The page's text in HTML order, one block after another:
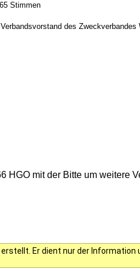
des
HGO mit der Bitte um weitere
Er dient nur der